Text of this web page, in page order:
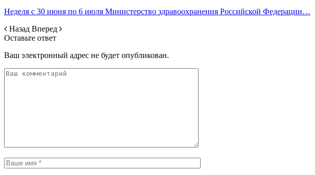
Неделя с 30 июня по 6 июля Министерство здравоохранения Российской Федерации…
Назад Вперед
Оставьте ответ
Ваш электронный адрес не будет опубликован.